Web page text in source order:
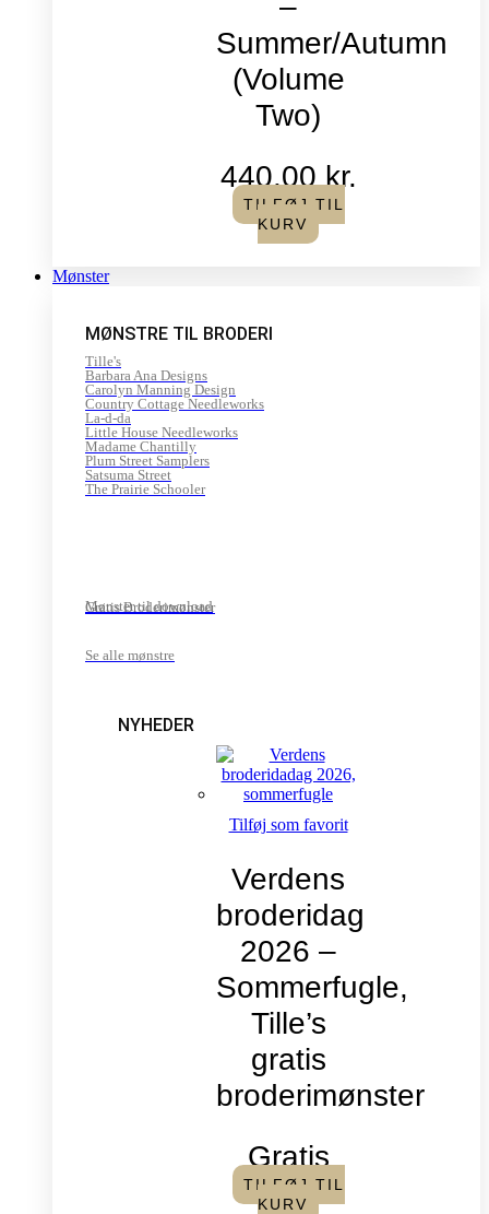
–
Summer/Autumn
(Volume
Two)
440,00kr.
TILFØJ TIL
KURV
Mønster
MØNSTRE TIL BRODERI
Tille's
Barbara Ana Designs
Carolyn Manning Design
Country Cottage Needleworks
La-d-da
Little House Needleworks
Madame Chantilly
Plum Street Samplers
Satsuma Street
The Prairie Schooler
Mønster til download
Gratis Broderimønster
Se alle mønstre
NYHEDER
Tilføj som favorit
Verdens
broderidag
2026 –
Sommerfugle,
Tille’s
gratis
broderimønster
Gratis
TILFØJ TIL
KURV